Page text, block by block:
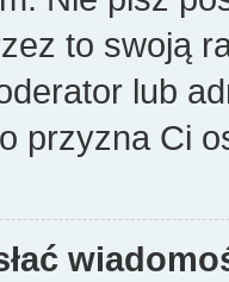
to swoją
lub
przyzna Ci